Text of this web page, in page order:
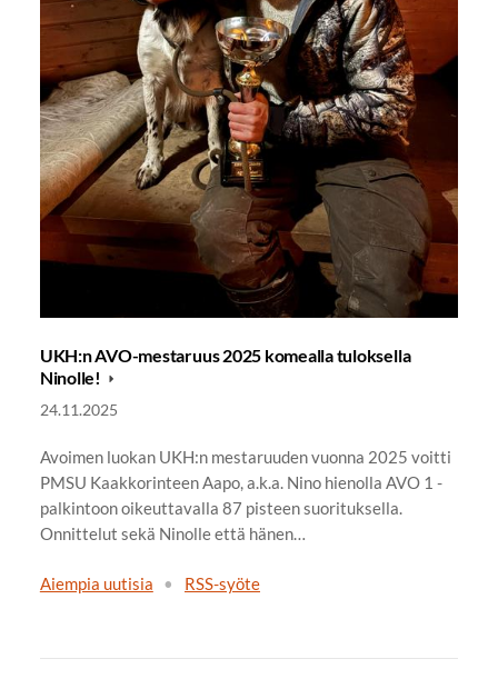
UKH:n AVO-mestaruus 2025 komealla tuloksella
Ninolle!
24.11.2025
Avoimen luokan UKH:n mestaruuden vuonna 2025 voitti
PMSU Kaakkorinteen Aapo, a.k.a. Nino hienolla AVO 1 -
palkintoon oikeuttavalla 87 pisteen suorituksella.
Onnittelut sekä Ninolle että hänen…
Aiempia uutisia • RSS-syöte